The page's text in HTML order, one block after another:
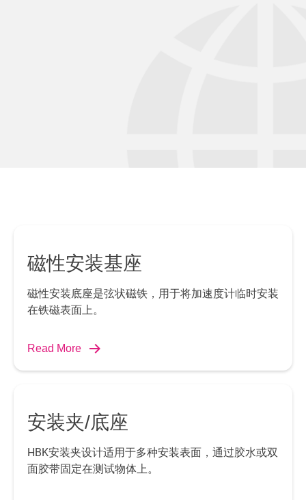
磁性安装基座
磁性安装底座是弦状磁铁，用于将加速度计临时安装
在铁磁表面上。
Read More
安装夹/底座
HBK安装夹设计适用于多种安装表面，通过胶水或双
面胶带固定在测试物体上。